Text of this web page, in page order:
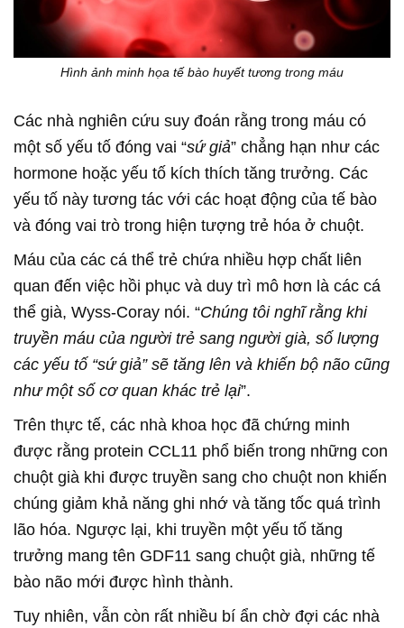
Hình ảnh minh họa tế bào huyết tương trong máu
Các nhà nghiên cứu suy đoán rằng trong máu có
một số yếu tố đóng vai “sứ giả” chẳng hạn như các
hormone hoặc yếu tố kích thích tăng trưởng. Các
yếu tố này tương tác với các hoạt động của tế bào
và đóng vai trò trong hiện tượng trẻ hóa ở chuột.
Máu của các cá thể trẻ chứa nhiều hợp chất liên
quan đến việc hồi phục và duy trì mô hơn là các cá
thể già, Wyss-Coray nói. “Chúng tôi nghĩ rằng khi
truyền máu của người trẻ sang người già, số lượng
các yếu tố “sứ giả” sẽ tăng lên và khiến bộ não cũng
như một số cơ quan khác trẻ lại”.
Trên thực tế, các nhà khoa học đã chứng minh
được rằng protein CCL11 phổ biến trong những con
chuột già khi được truyền sang cho chuột non khiến
chúng giảm khả năng ghi nhớ và tăng tốc quá trình
lão hóa. Ngược lại, khi truyền một yếu tố tăng
trưởng mang tên GDF11 sang chuột già, những tế
bào não mới được hình thành.
Tuy nhiên, vẫn còn rất nhiều bí ẩn chờ đợi các nhà